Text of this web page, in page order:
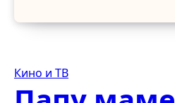
Кино и ТВ